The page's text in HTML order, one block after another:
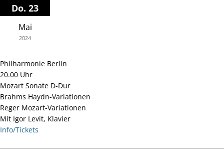
Zum
Inhalt
springen
Do. 23
Mai
2024
Philharmonie Berlin
20.00 Uhr
Mozart Sonate D-Dur
Brahms Haydn-Variationen
Reger Mozart-Variationen
Mit Igor Levit, Klavier
Info/Tickets